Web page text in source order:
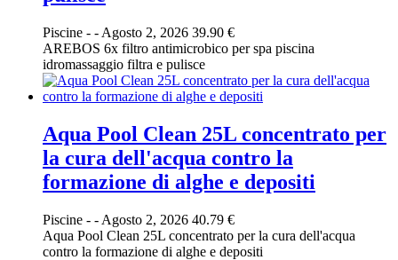
Piscine - - Agosto 2, 2026 39.90 €
AREBOS 6x filtro antimicrobico per spa piscina
idromassaggio filtra e pulisce
Aqua Pool Clean 25L concentrato per
la cura dell'acqua contro la
formazione di alghe e depositi
Piscine - - Agosto 2, 2026 40.79 €
Aqua Pool Clean 25L concentrato per la cura dell'acqua
contro la formazione di alghe e depositi